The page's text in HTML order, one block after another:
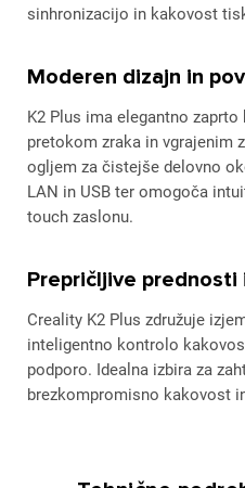
sinhronizacijo in kakovost
Moderen dizajn in
K2 Plus ima elegantno
pretokom zraka in vgrajenim
ogljem za čistejše delovno
LAN in USB ter omogoča
touch zaslonu.
Prepričljive prednosti
Creality K2 Plus združuje
inteligentno kontrolo
podporo. Idealna izbira za
brezkompromisno kakovost